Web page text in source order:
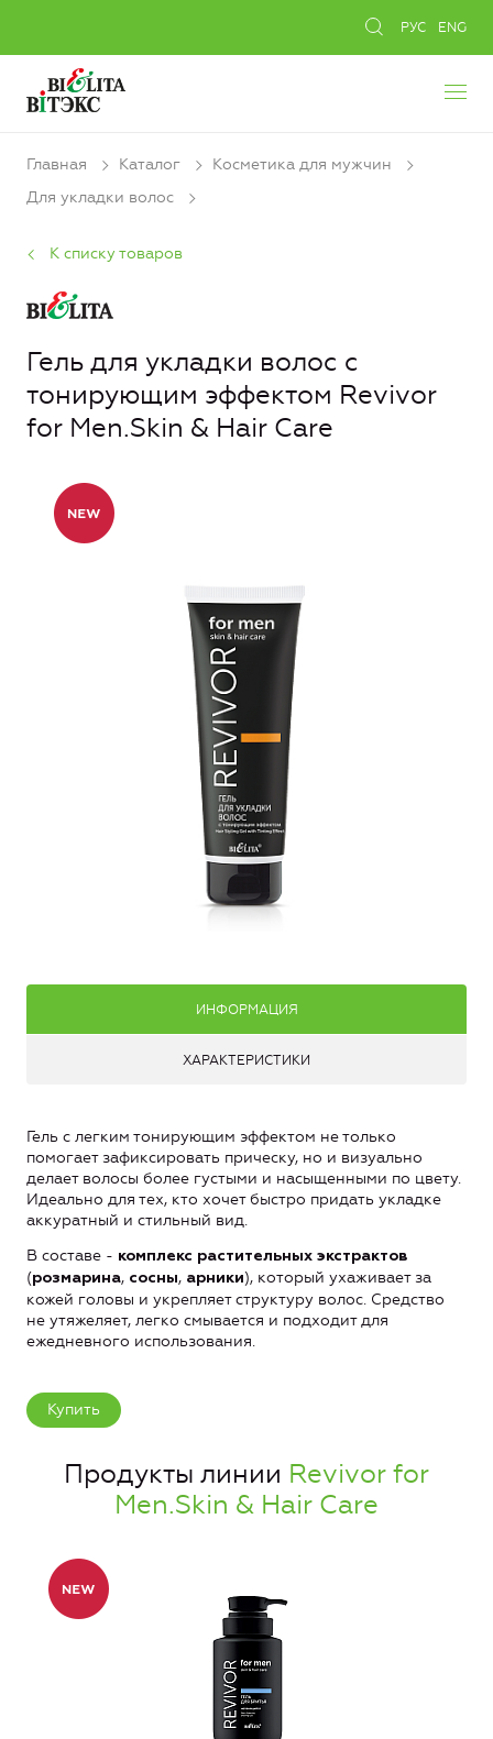
РУС ENG
Главная Каталог
Косметика для мужчин
Для укладки волос
К списку товаров
Гель для укладки волос с
тонирующим эффектом Revivor
for Men.Skin & Hair Care
ИНФОРМАЦИЯ
ХАРАКТЕРИСТИКИ
Гель с легким тонирующим эффектом не только
помогает зафиксировать прическу, но и визуально
делает волосы более густыми и насыщенными по цвету.
Идеально для тех, кто хочет быстро придать укладке
аккуратный и стильный вид.
В составе - комплекс растительных экстрактов
(розмарина, сосны, арники), который ухаживает за
кожей головы и укрепляет структуру волос. Средство
не утяжеляет, легко смывается и подходит для
ежедневного использования.
Купить
Продукты линии Revivor for
Men.Skin & Hair Care